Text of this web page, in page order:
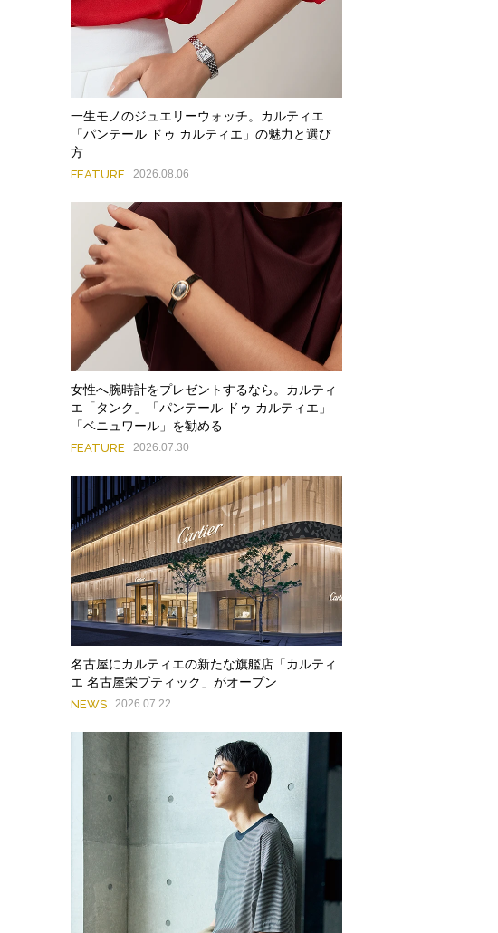
一生モノのジュエリーウォッチ。カルティエ
「パンテール ドゥ カルティエ」の魅力と選び
方
FEATURE 2026.08.06
女性へ腕時計をプレゼントするなら。カルティ
エ「タンク」「パンテール ドゥ カルティエ」
「ベニュワール」を勧める
FEATURE 2026.07.30
名古屋にカルティエの新たな旗艦店「カルティ
エ 名古屋栄ブティック」がオープン
NEWS 2026.07.22